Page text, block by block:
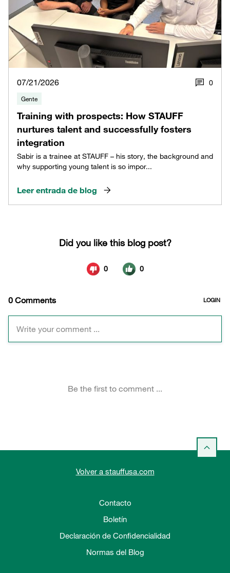
07/21/2026 0
Gente
Training with prospects: How STAUFF
nurtures talent and successfully fosters
integration
Sabir is a trainee at STAUFF – his story, the background and
why supporting young talent is so impor...
Leer entrada de blog
Volver a stauffusa.com
Contacto
Boletín
Declaración de Confidencialidad
Normas del Blog